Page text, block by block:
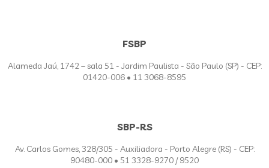
FSBP
Alameda Jaú, 1742 – sala 51 - Jardim Paulista - São Paulo (SP) - CEP:
01420-006 • 11 3068-8595
SBP-RS
Av. Carlos Gomes, 328/305 - Auxiliadora - Porto Alegre (RS) - CEP:
90480-000 • 51 3328-9270 / 9520